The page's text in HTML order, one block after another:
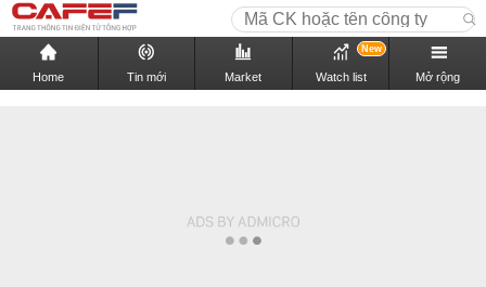
Home Tin mới Market Watch list
New
Mở rộng